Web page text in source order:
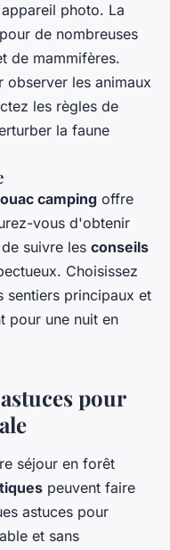
photo. La
de nombreuses
de mammifères.
observer les animaux
les règles de
la faune
camping offre
vous d'obtenir
suivre les conseils
Choisissez
sentiers principaux et
pour une nuit en
pour
séjour en forêt
peuvent faire
astuces pour
et sans